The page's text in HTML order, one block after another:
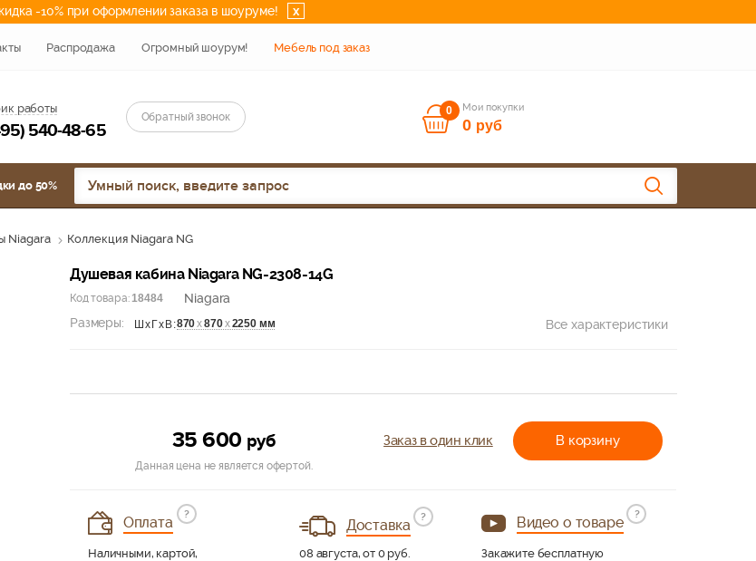
-10% при оформлении заказа в шоуруме! x
Распродажа Огромный шоурум! Мебель под заказ
работы
540-48-65
Обратный звонок 0 Мои покупки
0 руб
до 50%
Niagara Коллекция Niagara NG
Душевая кабина Niagara NG-2308-14G
Код товара: 18484
Niagara
Размеры:
ШхГхВ:870х870х2250 мм Все характеристики
35 600 руб В корзину
Заказ в один клик
Данная цена не является офертой.
Оплата
?
Наличными, картой,
Доставка
?
08 августа, от 0 руб.
Видео о товаре
?
Закажите бесплатную